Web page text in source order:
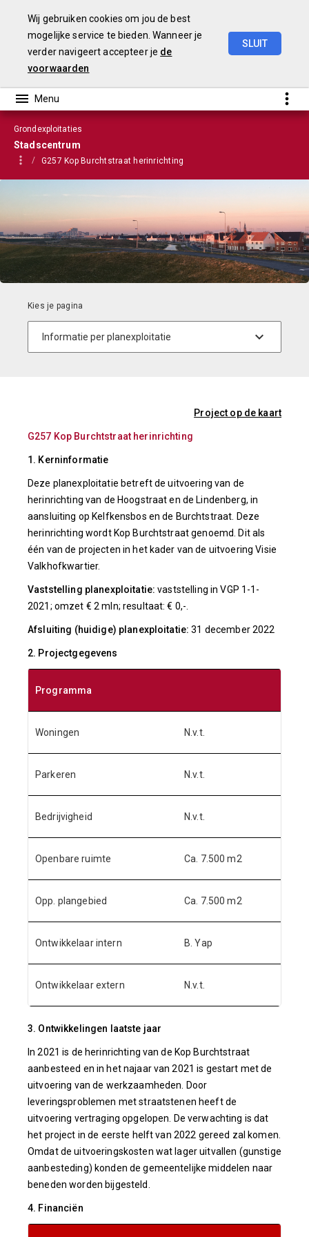
Wij gebruiken cookies om jou de best
mogelijke service te bieden. Wanneer je
verder navigeert accepteer je de
voorwaarden
SLUIT
Grondexploitaties
Stadscentrum
G257 Kop Burchtstraat herinrichting
Project op de kaart
G257 Kop Burchtstraat herinrichting
1. Kerninformatie
Deze planexploitatie betreft de uitvoering van de
herinrichting van de Hoogstraat en de Lindenberg, in
aansluiting op Kelfkensbos en de Burchtstraat. Deze
herinrichting wordt Kop Burchtstraat genoemd. Dit als
één van de projecten in het kader van de uitvoering Visie
Valkhofkwartier.
Vaststelling planexploitatie: vaststelling in VGP 1-1-
2021; omzet € 2 mln; resultaat: € 0,-.
Afsluiting (huidige) planexploitatie: 31 december 2022
2. Projectgegevens
Programma
Woningen N.v.t.
Parkeren N.v.t.
Bedrijvigheid N.v.t.
Openbare ruimte Ca. 7.500 m2
Opp. plangebied Ca. 7.500 m2
Ontwikkelaar intern B. Yap
Ontwikkelaar extern N.v.t.
3. Ontwikkelingen laatste jaar
In 2021 is de herinrichting van de Kop Burchtstraat
aanbesteed en in het najaar van 2021 is gestart met de
uitvoering van de werkzaamheden. Door
leveringsproblemen met straatstenen heeft de
uitvoering vertraging opgelopen. De verwachting is dat
het project in de eerste helft van 2022 gereed zal komen.
Omdat de uitvoeringskosten wat lager uitvallen (gunstige
aanbesteding) konden de gemeentelijke middelen naar
beneden worden bijgesteld.
4. Financiën